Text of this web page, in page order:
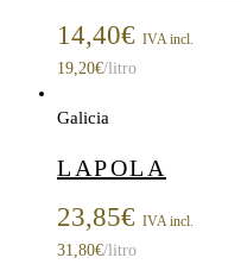
14,40€ IVA incl.
19,20€/litro
Galicia
LAPOLA
23,85€ IVA incl.
31,80€/litro